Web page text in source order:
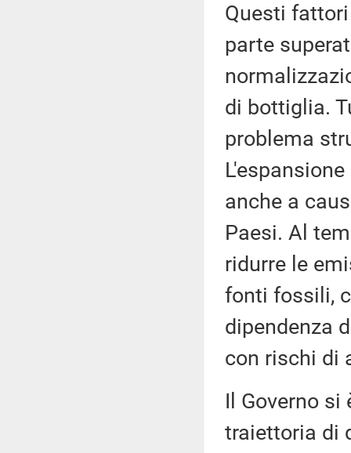
Questi
parte
di bottiglia.
problema
anche a
Paesi. Al
ridurre le
fonti fossili,
dipendenza
con rischi di
Il Governo
traiettoria di